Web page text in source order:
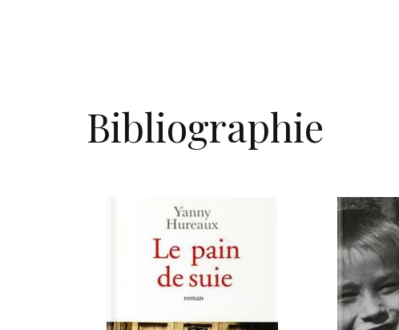
Bibliographie